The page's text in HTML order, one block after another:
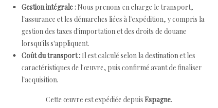
Gestion intégrale : Nous prenons en charge le transport,
l'assurance et les démarches liées à l'expédition, y compris la
gestion des taxes d'importation et des droits de douane
lorsqu'ils s'appliquent.
Coût du transport : Il est calculé selon la destination et les
caractéristiques de l'œuvre, puis confirmé avant de finaliser
l'acquisition.
Cette œuvre est expédiée depuis Espagne.